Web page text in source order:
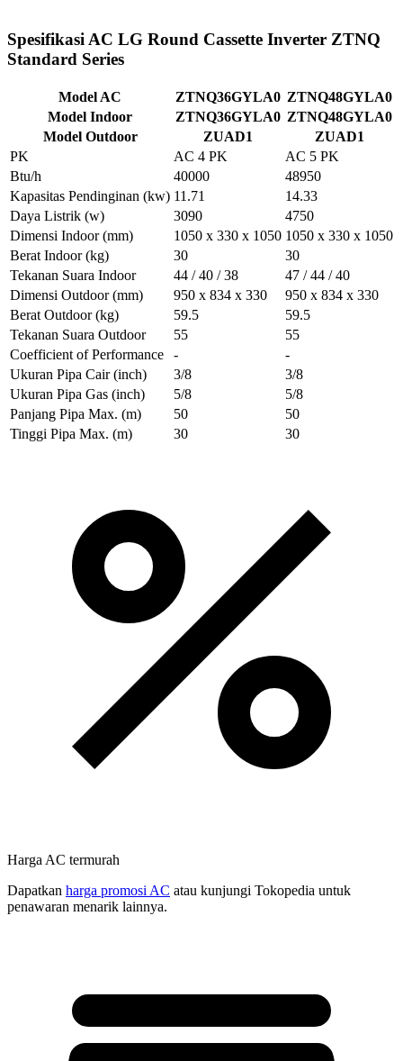
Spesifikasi AC LG Round Cassette Inverter ZTNQ
Standard Series
Model AC ZTNQ36GYLA0 ZTNQ48GYLA0
Model Indoor
ZTNQ36GYLA0 ZTNQ48GYLA0
Model Outdoor
ZUAD1
ZUAD1
PK
AC 4 PK
AC 5 PK
Btu/h
40000
48950
Kapasitas Pendinginan (kw) 11.71
14.33
Daya Listrik (w) 3090
4750
Dimensi Indoor(mm) 1050 x 330 x 1050 1050 x 330 x 1050
Berat Indoor(kg) 30
30
Tekanan Suara Indoor
44 / 40 / 38
47 / 44 / 40
Dimensi Outdoor(mm) 950 x 834 x 330
950 x 834 x 330
Berat Outdoor(kg) 59.5
59.5
Tekanan Suara Outdoor
55
55
Coefficient of Performance
-
-
Ukuran Pipa Cair(inch) 3/8
3/8
Ukuran Pipa Gas (inch) 5/8
5/8
Panjang Pipa Max. (m) 50
50
Tinggi Pipa Max. (m) 30 30
Harga AC termurah
Dapatkan harga promosi AC atau kunjungi Tokopedia untuk
penawaran menarik lainnya.